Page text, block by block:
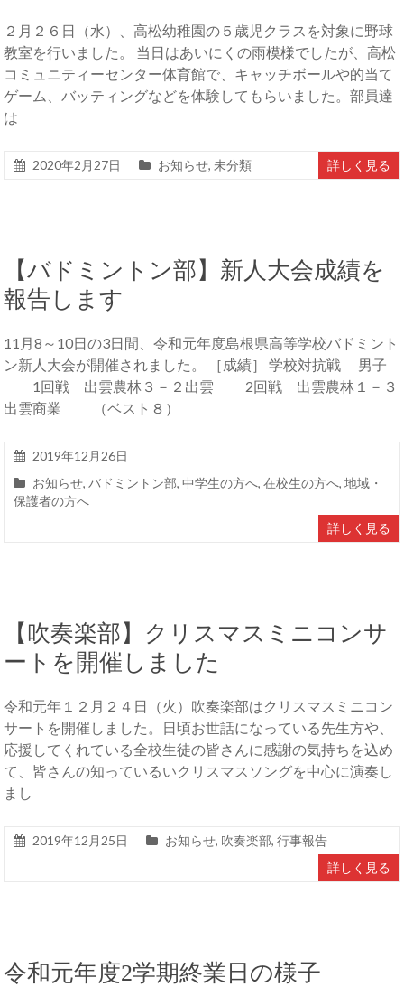
２月２６日（水）、高松幼稚園の５歳児クラスを対象に野球
教室を行いました。 当日はあいにくの雨模様でしたが、高松
コミュニティーセンター体育館で、キャッチボールや的当て
ゲーム、バッティングなどを体験してもらいました。部員達
は
2020年2月27日 お知らせ, 未分類 詳しく見る
【バドミントン部】新人大会成績を
報告します
11月8～10日の3日間、令和元年度島根県高等学校バドミント
ン新人大会が開催されました。 ［成績］ 学校対抗戦 男子
1回戦 出雲農林３－２出雲 2回戦 出雲農林１－３
出雲商業 （ベスト８）
2019年12月26日
お知らせ,バドミントン部,中学生の方へ,在校生の方へ,地域・
保護者の方へ
詳しく見る
【吹奏楽部】クリスマスミニコンサ
ートを開催しました
令和元年１２月２４日（火）吹奏楽部はクリスマスミニコン
サートを開催しました。日頃お世話になっている先生方や、
応援してくれている全校生徒の皆さんに感謝の気持ちを込め
て、皆さんの知っているいクリスマスソングを中心に演奏し
まし
2019年12月25日 お知らせ, 吹奏楽部,行事報告
詳しく見る
令和元年度2学期終業日の様子